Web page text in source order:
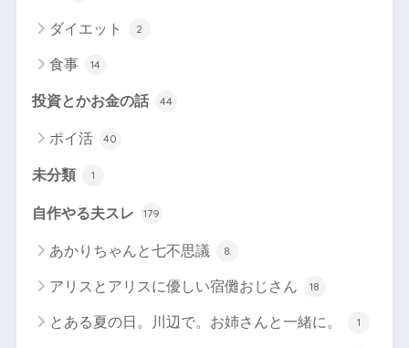
ダイエット 2
食事 14
投資とかお金の話 44
ポイ活 40
未分類 1
自作やる夫スレ 179
あかりちゃんと七不思議 8
アリスとアリスに優しい宿儺おじさん 18
とある夏の日。川辺で。お姉さんと一緒に。 1